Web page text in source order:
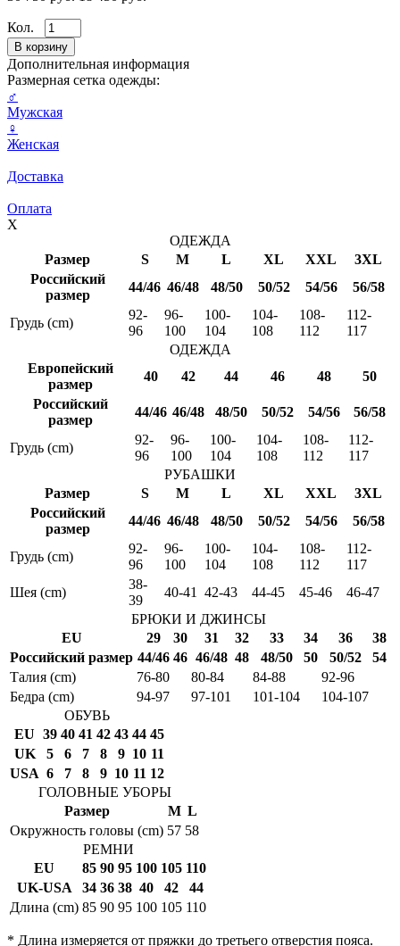
Кол.
Дополнительная информация
Размерная сетка одежды:
♂
Мужская
♀
Женская
Доставка
Оплата
X
ОДЕЖДА
Размер
S M L XL XXL
3XL
Российский
размер
44/46 46/48 48/50 50/52 54/56 56/58
Грудь (cm)
92-
96
96-
100
100-
104
104-
108
108-
112
112-
117
ОДЕЖДА
Европейский
размер
40 42 44 46 48
50
Российский
размер
44/46 46/48 48/50 50/52 54/56 56/58
Грудь (cm)
92-
96
96-
100
100-
104
104-
108
108-
112
112-
117
РУБАШКИ
Размер
S M L XL XXL
3XL
Российский
размер
44/46 46/48 48/50 50/52 54/56 56/58
Грудь (cm)
92-
96
96-
100
100-
104
104-
108
108-
112
112-
117
Шея (cm)
38-
39
40-41 42-43 44-45 45-46
46-47
БРЮКИ И ДЖИНСЫ
EU
29 30 31 32 33 34 36
38
Российский размер 44/46 46 46/48 48 48/50 50 50/52
54
Талия (cm)
76-80 80-84 84-88
92-96
Бедра (cm)
94-97 97-101 101-104
104-107
ОБУВЬ
EU 39 40 41 42 43 44 45
UK
5 6 7 8 9 10 11
USA 6 7 8 9 10 11 12
ГОЛОВНЫЕ УБОРЫ
Размер
M L
Окружность головы (cm) 57 58
РЕМНИ
EU
85 90 95 100 105 110
UK-USA
34 36 38 40 42
44
Длина (cm) 85 90 95 100 105 110
* Длина измеряется от пряжки до третьего отверстия пояса.